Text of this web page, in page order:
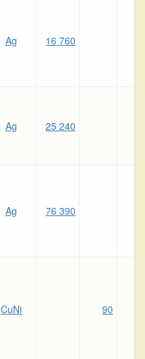
Ag 16 760
Ag 25 240
Ag 76 390
CuNi 90